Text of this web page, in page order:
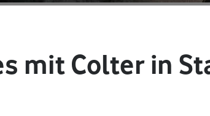
mit Colter in